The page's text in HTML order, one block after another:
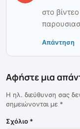
στο
Απάντηση
Αφήστε μια
Η ηλ. διεύθυνση σας
σημειώνονται με *
Σχόλιο *